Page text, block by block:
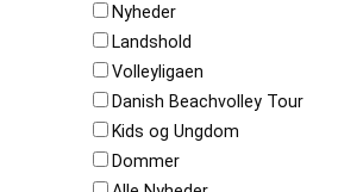
Nyheder
Landshold
Volleyligaen
Danish Beachvolley Tour
Kids og Ungdom
Dommer